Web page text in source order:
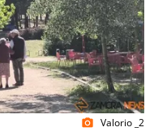
photo_camera Valorio _2